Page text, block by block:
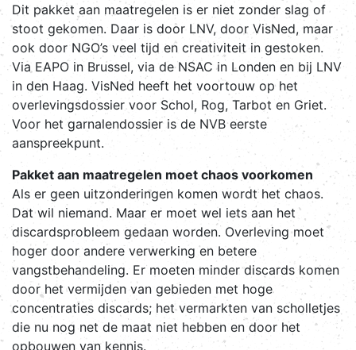
Dit pakket aan maatregelen is er niet zonder slag of
stoot gekomen. Daar is door LNV, door VisNed, maar
ook door NGO’s veel tijd en creativiteit in gestoken.
Via EAPO in Brussel, via de NSAC in Londen en bij LNV
in den Haag. VisNed heeft het voortouw op het
overlevingsdossier voor Schol, Rog, Tarbot en Griet.
Voor het garnalendossier is de NVB eerste
aanspreekpunt.
Pakket aan maatregelen moet chaos voorkomen
Als er geen uitzonderingen komen wordt het chaos.
Dat wil niemand. Maar er moet wel iets aan het
discardsprobleem gedaan worden. Overleving moet
hoger door andere verwerking en betere
vangstbehandeling. Er moeten minder discards komen
door het vermijden van gebieden met hoge
concentraties discards; het vermarkten van scholletjes
die nu nog net de maat niet hebben en door het
opbouwen van kennis.